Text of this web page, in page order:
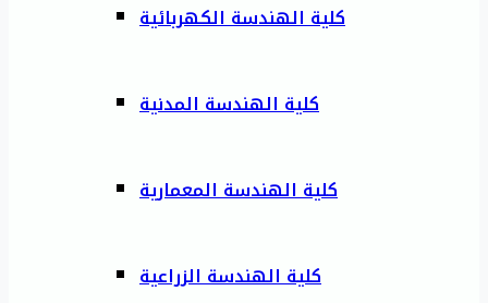
كلية الهندسة الكهربائية
كلية الهندسة المدنية
كلية الهندسة المعمارية
كلية الهندسة الزراعية